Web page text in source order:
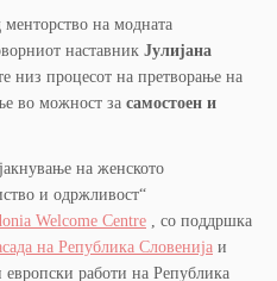
на модната
наставник Јулијана
низ процесот на претворање на
во можност за самостоен и
на женското
и одржливост“
Welcome Centre , со поддршка
на Република Словенија и
работи на Република